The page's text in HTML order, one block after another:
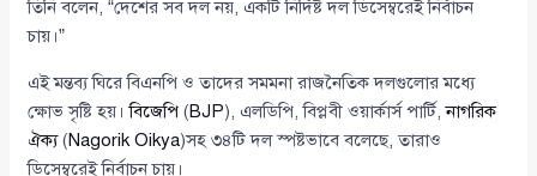
তিনি বলেন, “দেশের সব দল নয়, একটি নির্দিষ্ট দল ডিসেম্বরেই নির্বাচন
চায়।”
এই মন্তব্য ঘিরে বিএনপি ও তাদের সমমনা রাজনৈতিক দলগুলোর মধ্যে
ক্ষোভ সৃষ্টি হয়।বিজেপি (BJP), এলডিপি, বিপ্লবী ওয়ার্কার্স পার্টি,নাগরিক
ঐক্য(Nagorik Oikya)সহ ৩৪টি দল স্পষ্টভাবে বলেছে, তারাও
ডিসেম্বরেই নির্বাচন চায়।